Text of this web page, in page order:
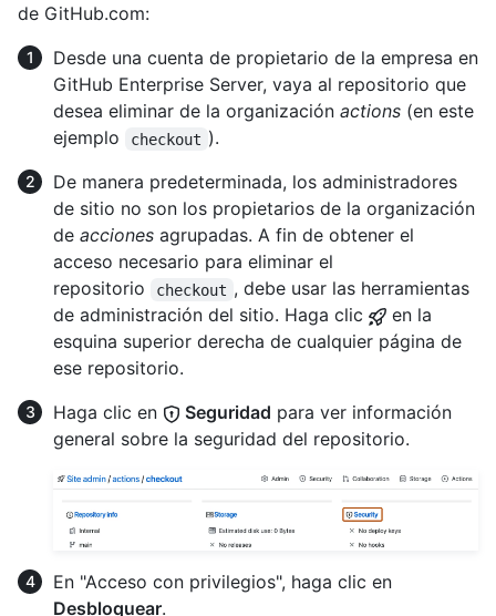
de GitHub.com:
Desde una cuenta de propietario de la empresa en
GitHub Enterprise Server, vaya al repositorio que
desea eliminar de la organización actions (en este
ejemplo
checkout ).
De manera predeterminada, los administradores
de sitio no son los propietarios de la organización
de acciones agrupadas. A fin de obtener el
acceso necesario para eliminar el
repositorio
checkout , debe usar las herramientas
de administración del sitio. Haga clic
en la
esquina superior derecha de cualquier página de
ese repositorio.
Haga clic en
Seguridad para ver información
general sobre la seguridad del repositorio.
En "Acceso con privilegios", haga clic en
Desbloquear.